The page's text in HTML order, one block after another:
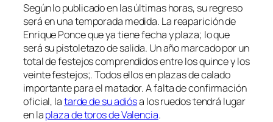
Según lo publicado en las últimas horas, su regreso
será en una temporada medida. La reaparición de
Enrique Ponce que ya tiene fecha y plaza; lo que
será su pistoletazo de salida. Un año marcado por un
total de festejos comprendidos entre los quince y los
veinte festejos;. Todos ellos en plazas de calado
importante para el matador. A falta de confirmación
oficial, latarde de su adiósa los ruedos tendrá lugar
en laplaza de toros de Valencia.